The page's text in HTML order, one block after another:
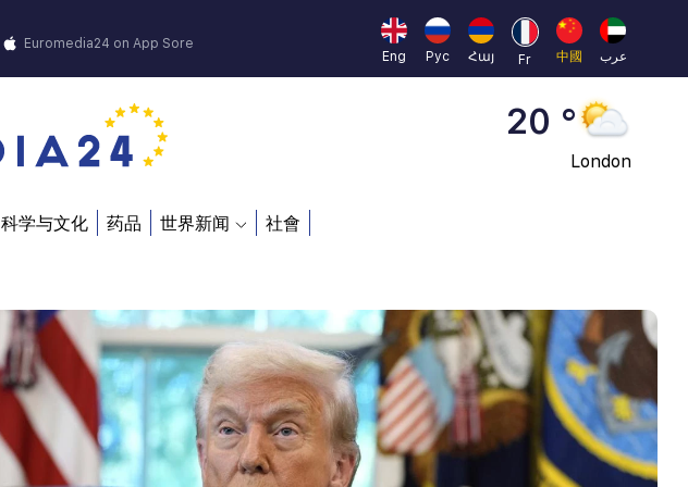
Euromedia24 on App Sore
Eng
Рус Հայ Fr 中國 عرب 45 °
Dubai
20 °
London
Brussels
16 °
Rome
23 °
科学与文化 药品 世界新闻 社會